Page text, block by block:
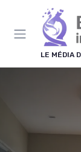
LE MÉDIA
Panneau de